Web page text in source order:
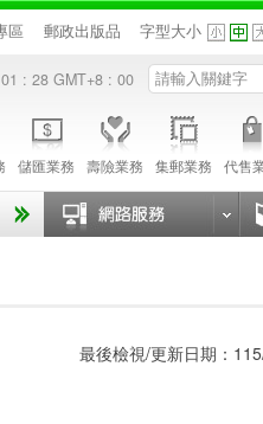
區 郵政出版品 字型大小
: 28 GMT+8 : 00
儲匯業務 壽險業務 集郵業務 代售
最後檢視/更新日期：